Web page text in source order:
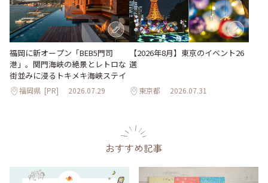
福岡に新オープン「BEB5門司
港」。関門海峡の絶景とレトロな
街並みに浸るトキメキ海峡ステイ
福岡県 [PR] 2026.07.29
【2026年8月】東京のイベント26
選
東京都 2026.07.31
おすすめ記事